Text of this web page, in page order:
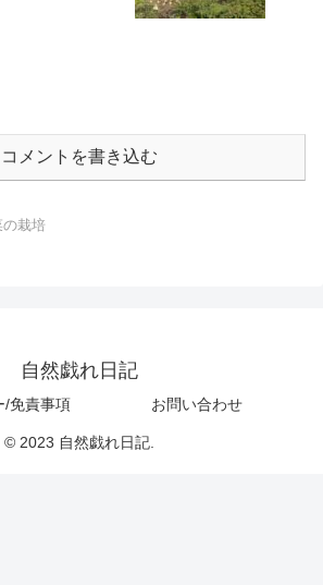
コメントを書き込む
の栽培
自然戯れ日記
/免責事項 お問い合わせ
© 2023 自然戯れ日記.